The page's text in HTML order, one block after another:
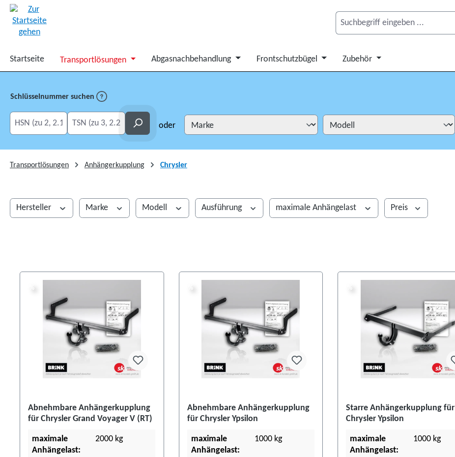
Startseite Transportlösungen Abgasnachbehandlung Frontschutzbügel Zubehör
Schlüsselnummer suchen
HSN eingeben
TSN eingeben Suchen oder
Transportlösungen Anhängerkupplung Chrysler
Hersteller Marke Modell Ausführung maximale Anhängelast Preis
Abnehmbare Anhängerkupplung
für Chrysler Grand Voyager V (RT)
maximale
Anhängelast:
2000 kg
Abnehmbare Anhängerkupplung
für Chrysler Ypsilon
maximale
Anhängelast:
1000 kg
Starre Anhängerkupplung für
Chrysler Ypsilon
maximale
Anhängelast:
1000 kg